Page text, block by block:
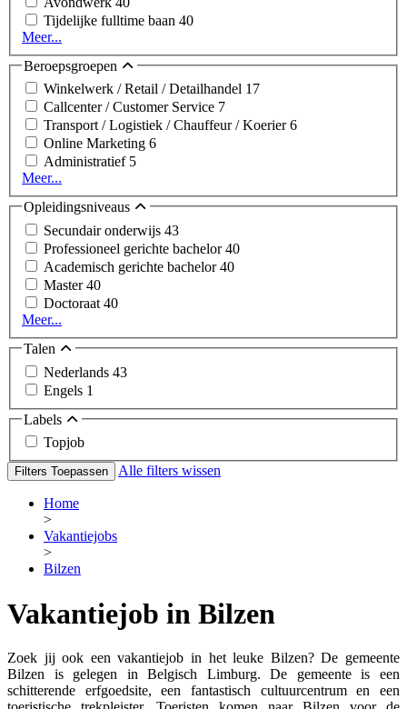
Tijdelijke fulltime baan 40
Meer...
Beroepsgroepen
Winkelwerk / Retail / Detailhandel 17
Callcenter / Customer Service 7
Transport / Logistiek / Chauffeur / Koerier6
Online Marketing 6
Administratief 5
Meer...
Opleidingsniveaus
Secundair onderwijs 43
Professioneel gerichte bachelor40
Academisch gerichte bachelor40
Master40
Doctoraat 40
Meer...
Talen
Nederlands 43
Engels 1
Labels
Topjob
Filters Toepassen Alle filters wissen
Home
>
Vakantiejobs
>
Bilzen
Vakantiejob in Bilzen
Zoek jij ook een vakantiejob in het leuke Bilzen? De gemeente
Bilzen is gelegen in Belgisch Limburg. De gemeente is een
schitterende erfgoedsite, een fantastisch cultuurcentrum en een